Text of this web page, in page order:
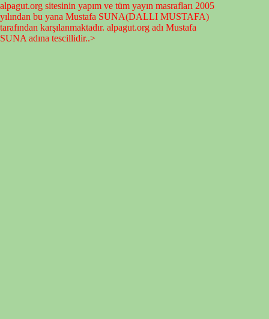
alpagut.org sitesinin yapım ve tüm yayın masrafları 2005
yılından bu yana Mustafa SUNA(DALLI MUSTAFA)
tarafından karşılanmaktadır. alpagut.org adı Mustafa
SUNA adına tescillidir..>